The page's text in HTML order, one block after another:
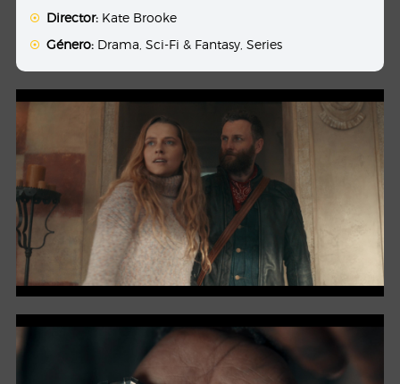
Director: Kate Brooke
Género: Drama ,Sci-Fi & Fantasy ,Series